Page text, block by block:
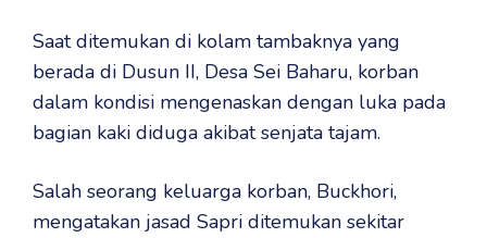
Saat ditemukan di kolam tambaknya yang
berada di Dusun II, Desa Sei Baharu, korban
dalam kondisi mengenaskan dengan luka pada
bagian kaki diduga akibat senjata tajam.
Salah seorang keluarga korban, Buckhori,
mengatakan jasad Sapri ditemukan sekitar